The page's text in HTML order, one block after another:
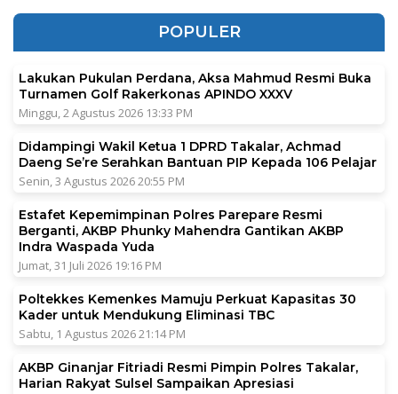
POPULER
Lakukan Pukulan Perdana, Aksa Mahmud Resmi Buka
Turnamen Golf Rakerkonas APINDO XXXV
Minggu, 2 Agustus 2026 13:33 PM
Didampingi Wakil Ketua 1 DPRD Takalar, Achmad
Daeng Se’re Serahkan Bantuan PIP Kepada 106 Pelajar
Senin, 3 Agustus 2026 20:55 PM
Estafet Kepemimpinan Polres Parepare Resmi
Berganti, AKBP Phunky Mahendra Gantikan AKBP
Indra Waspada Yuda
Jumat, 31 Juli 2026 19:16 PM
Poltekkes Kemenkes Mamuju Perkuat Kapasitas 30
Kader untuk Mendukung Eliminasi TBC
Sabtu, 1 Agustus 2026 21:14 PM
AKBP Ginanjar Fitriadi Resmi Pimpin Polres Takalar,
Harian Rakyat Sulsel Sampaikan Apresiasi